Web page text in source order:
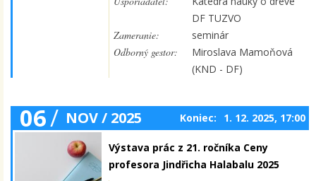
DF TUZVO
Zameranie:
seminár
Odborný gestor:
Miroslava Mamoňová
(KND - DF)
06/ NOV / 2025 Koniec: 1. 12. 2025, 17:00
Výstava prác z 21. ročníka Ceny
profesora Jindřicha Halabalu 2025